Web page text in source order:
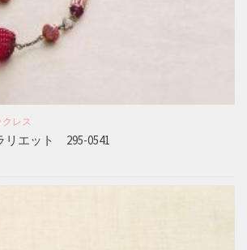
クレス
リエット 295-0541